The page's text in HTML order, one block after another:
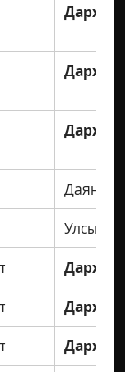
Дархан
Дархан
Дархан
Даян
Улсын
Дархан
Дархан
Дархан